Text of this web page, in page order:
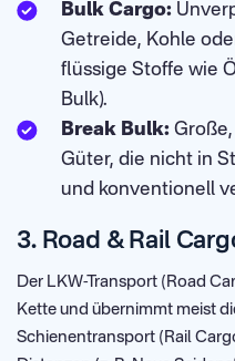
Bulk Cargo:
Getreide, Kohle
flüssige Stoffe wie
Bulk).
Break Bulk:
Güter, die nicht in
und konventionell
3. Road & Rail
Der LKW-Transport (Road
Kette und übernimmt meist
Schienentransport (Rail